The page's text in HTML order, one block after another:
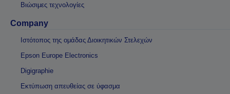
Βιώσιμες τεχνολογίες
Company
Ιστότοπος της ομάδας Διοικητικών Στελεχών
Epson Europe Electronics
Digigraphie
Εκτύπωση απευθείας σε ύφασμα